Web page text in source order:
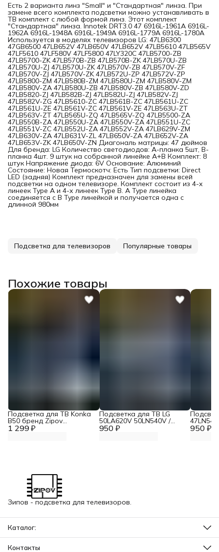
Есть 2 варианта линз "Small" и "Стандартная" линза. При
замене всего комплекта подсветки можно устанавливать в
ТВ комплект с любой формой линз. Этот комплект
"Стандартная" линза. Innotek DRT3.0 47 6916L-1961A 6916L-
1962A 6916L-1948A 6916L-1949A 6916L-1779А 6916L-1780А
Используется в моделях телевизоров LG: 47LB6300
47GB6500 47LB652V 47LB650V 47LB652V 47LB5610 47LB565V
47LF5610 47LF580V 47LF5800 47LY320C 47LB5700-ZB
47LB5700-ZK 47LB570B-ZB 47LB570B-ZK 47LB570U-ZB
47LB570U-ZJ 47LB570U-ZK 47LB570V-ZB 47LB570V-ZF
47LB570V-ZJ 47LB570V-ZK 47LB572U-ZP 47LB572V-ZP
47LB5800-ZM 47LB580B-ZM 47LB580U-ZM 47LB580V-ZM
47LB580V-ZA 47LB580U-ZB 47LB580V-ZB 47LB580V-ZD
47LB5820-ZJ 47LB582B-ZJ 47LB582U-ZJ 47LB582V-ZJ
47LB582V-ZG 47LB5610-ZC 47LB561B-ZC 47LB561U-ZC
47LB561U-ZE 47LB561V-ZC 47LB561V-ZE 47LB563U-ZT
47LB563V-ZT 47LB565U-ZQ 47LB565V-ZQ 47LB5500-ZA
47LB550B-ZA 47LB550U-ZA 47LB550V-ZA 47LB551U-ZC
47LB551V-ZC 47LB552U-ZA 47LB552V-ZA 47LB629V-ZM
47LB630V-ZA 47LB631V-ZL 47LB650V-ZA 47LB652V-ZA
47LB653V-ZK 47LB650V-ZN Диагональ матрицы: 47 дюймов
Для бренда: LG Количество светодиодов: A-планка 5шт, B-
планка 4шт. 9 штук на собранной линейке A+B Комплект: 8
штук Напряжение диода: 6V Основание: Алюминий
Состояние: Новая Термоскотч: Есть Тип подсветки: Direct
LED (задняя) Комплект предназначен для замены всей
подсветки на одном телевизоре. Комплект состоит из 4-х
линеек Type A и 4-х линеек Type B. A Type линейка
соединяется с B Type линейкой и получается одна с
длинной 980мм
Подсветка для телевизоров Популярные товары
Похожие товары
1 299 ₽
Подсветка для ТВ Konka
B50 бренд Zipov
(комплект) 950 ₽
Подсветка для ТВ LG
50LA620V 50LN540V /
TOSHIBA 50L4353RK / 950 ₽
Зипов - подсветка для телевизоров.
Каталог:
Аккумуляторы для бытовой техники
Контакты